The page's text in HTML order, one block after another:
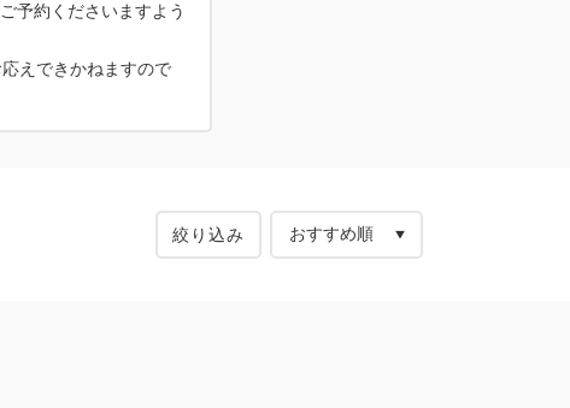
予約くださいますよう
えできかねますので
絞り込み